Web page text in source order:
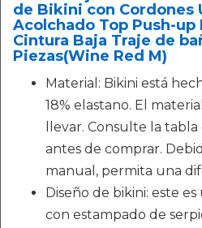
de Bikini con Cordones
Acolchado Top Push-
Cintura Baja Traje de
Piezas(Wine Red M)
Material: Bikini está
18% elastano. El
llevar. Consulte la
antes de comprar.
manual, permita una
Diseño de bikini: este
con estampado de